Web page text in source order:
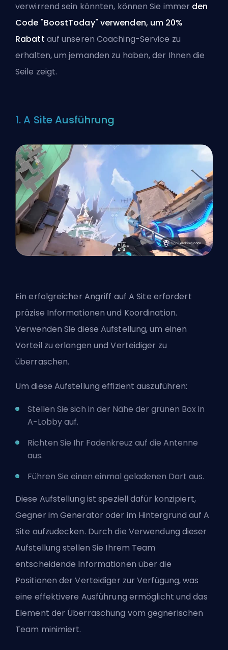
verwirrend sein könnten, können Sie immer den
Code "BoostToday" verwenden, um 20%
Rabatt auf unseren Coaching-Service zu
erhalten, um jemanden zu haben, der Ihnen die
Seile zeigt.
1. A Site Ausführung
Ein erfolgreicher Angriff auf A Site erfordert
präzise Informationen und Koordination.
Verwenden Sie diese Aufstellung, um einen
Vorteil zu erlangen und Verteidiger zu
überraschen.
Um diese Aufstellung effizient auszuführen:
Stellen Sie sich in der Nähe der grünen Box in
A-Lobby auf.
Richten Sie Ihr Fadenkreuz auf die Antenne
aus.
Führen Sie einen einmal geladenen Dart aus.
Diese Aufstellung ist speziell dafür konzipiert,
Gegner im Generator oder im Hintergrund auf A
Site aufzudecken. Durch die Verwendung dieser
Aufstellung stellen Sie Ihrem Team
entscheidende Informationen über die
Positionen der Verteidiger zur Verfügung, was
eine effektivere Ausführung ermöglicht und das
Element der Überraschung vom gegnerischen
Team minimiert.